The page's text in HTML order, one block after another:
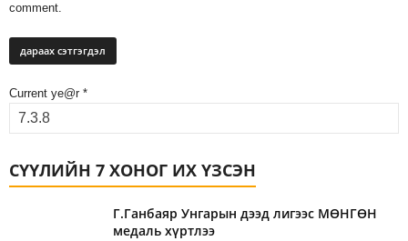
comment.
Current ye@r *
СҮҮЛИЙН 7 ХОНОГ ИХ ҮЗСЭН
Г.Ганбаяр Унгарын дээд лигээс МӨНГӨН
медаль хүртлээ